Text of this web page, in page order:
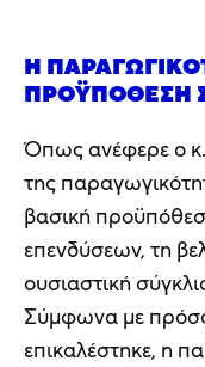
Η
ΠΡΟΫΠΌΘΕΣΗ
Όπως ανέφερε ο
της
βασική
επενδύσεων, τη
ουσιαστική
Σύμφωνα με
επικαλέστηκε, η